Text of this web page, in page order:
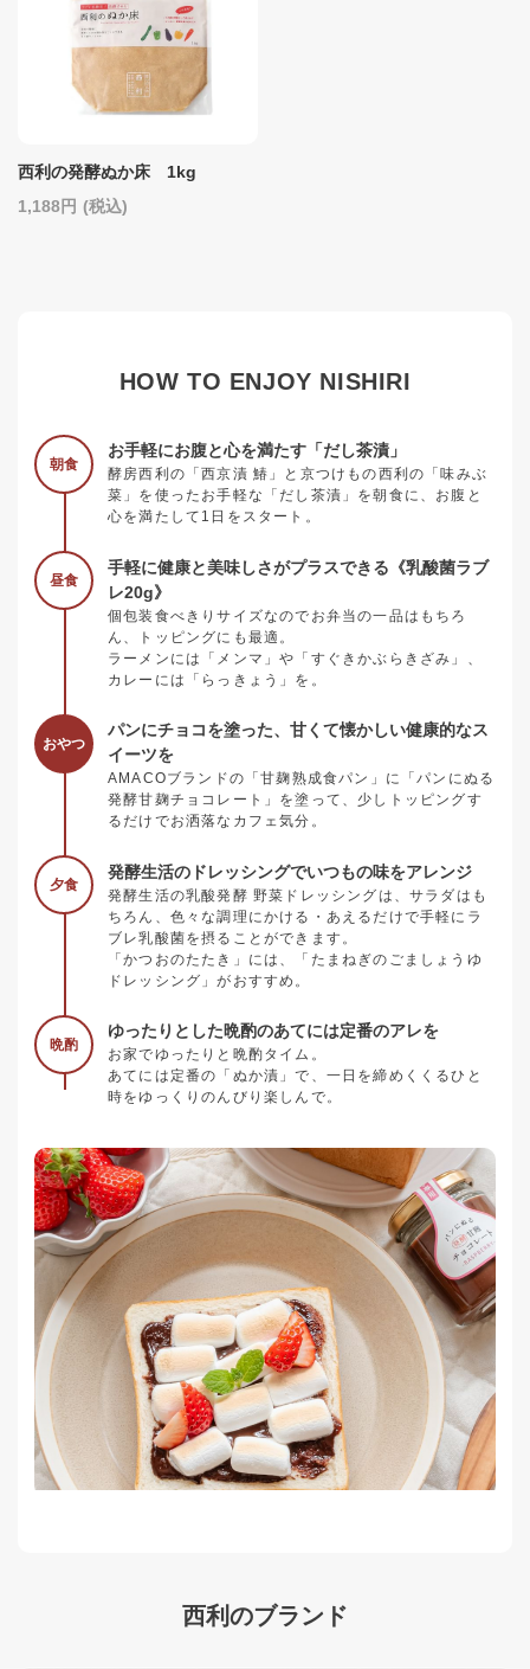
西利の発酵ぬか床 1kg
1,188
(税込)
HOW TO ENJOY NISHIRI
朝食
お手軽にお腹と心を満たす「だし茶漬」
酵房西利の「西京漬 鰆」と京つけもの西利の「味みぶ
菜」を使ったお手軽な「だし茶漬」を朝食に、お腹と
心を満たして1日をスタート。
昼食
手軽に健康と美味しさがプラスできる《乳酸菌ラブ
レ20g》
個包装食べきりサイズなのでお弁当の一品はもちろ
ん、トッピングにも最適。
ラーメンには「メンマ」や「すぐきかぶらきざみ」、
カレーには「らっきょう」を。
おやつ
パンにチョコを塗った、甘くて懐かしい健康的なス
イーツを
AMACOブランドの「甘麹熟成食パン」に「パンにぬる
発酵甘麹チョコレート」を塗って、少しトッピングす
るだけでお洒落なカフェ気分。
夕食
発酵生活のドレッシングでいつもの味をアレンジ
発酵生活の乳酸発酵 野菜ドレッシングは、サラダはも
ちろん、色々な調理にかける・あえるだけで手軽にラ
ブレ乳酸菌を摂ることができます。
「かつおのたたき」には、「たまねぎのごましょうゆ
ドレッシング」がおすすめ。
晩酌
ゆったりとした晩酌のあてには定番のアレを
お家でゆったりと晩酌タイム。
あてには定番の「ぬか漬」で、一日を締めくくるひと
時をゆっくりのんびり楽しんで。
西利のブランド